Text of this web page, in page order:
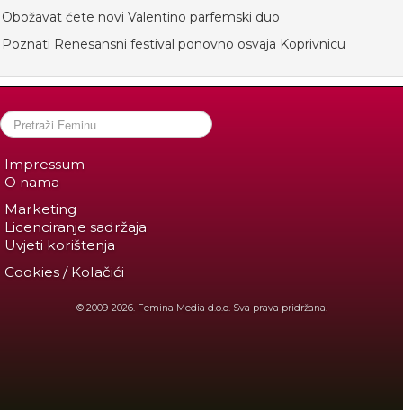
Obožavat ćete novi Valentino parfemski duo
Poznati Renesansni festival ponovno osvaja Koprivnicu
Impressum
O nama
Marketing
Licenciranje sadržaja
Uvjeti korištenja
Cookies / Kolačići
© 2009-2026. Femina Media d.o.o. Sva prava pridržana.